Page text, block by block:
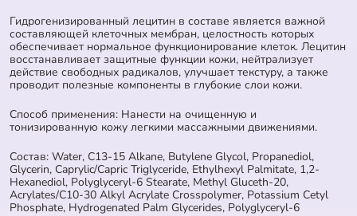
Гидрогенизированный лецитин в составе является важной
составляющей клеточных мембран, целостность которых
обеспечивает нормальное функционирование клеток. Лецитин
восстанавливает защитные функции кожи, нейтрализует
действие свободных радикалов, улучшает текстуру, а также
проводит полезные компоненты в глубокие слои кожи.
Способ применения: Нанести на очищенную и
тонизированную кожу легкими массажными движениями.
Состав: Water, C13-15 Alkane, Butylene Glycol, Propanediol,
Glycerin, Caprylic/Capric Triglyceride, Ethylhexyl Palmitate, 1,2-
Hexanediol, Polyglyceryl-6 Stearate, Methyl Gluceth-20,
Acrylates/C10-30 Alkyl Acrylate Crosspolymer, Potassium Cetyl
Phosphate, Hydrogenated Palm Glycerides, Polyglyceryl-6